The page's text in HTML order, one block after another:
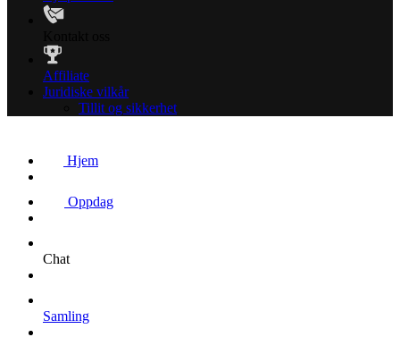
Affiliate
Juridiske vilkår
Tillit og sikkerhet
Hjem
Oppdag
Chat
Samling